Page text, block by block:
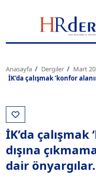
Anasayfa Dergiler
Mart
İK’da çalışmak ‘konfor
İK’da çalışmak
dışına
dair